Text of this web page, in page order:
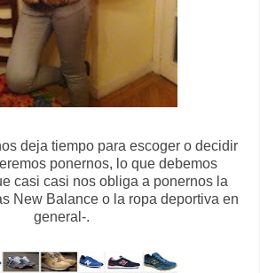
deja tiempo para escoger o decidir
ponernos, lo que debemos
casi casi nos obliga a ponernos la
New Balance o la ropa deportiva en
general-.